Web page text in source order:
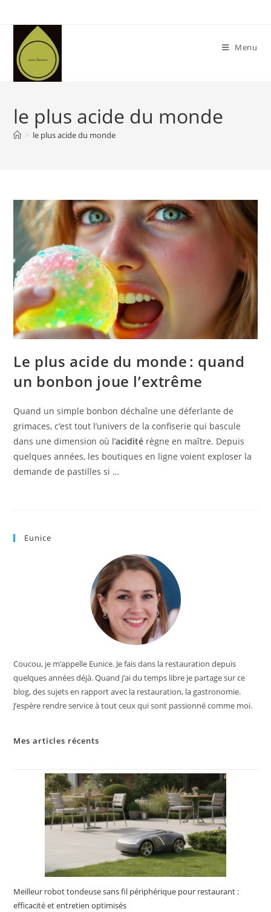
content
Menu
le plus acide du monde
> le plus acide du monde
Le plus acide du monde : quand
un bonbon joue l’extrême
Quand un simple bonbon déchaîne une déferlante de
grimaces, c’est tout l’univers de la confiserie qui bascule
dans une dimension où l’acidité règne en maître. Depuis
quelques années, les boutiques en ligne voient exploser la
demande de pastilles si …
Eunice
Coucou, je m’appelle Eunice. Je fais dans la restauration depuis
quelques années déjà. Quand j’ai du temps libre je partage sur ce
blog, des sujets en rapport avec la restauration, la gastronomie.
J’espère rendre service à tout ceux qui sont passionné comme moi.
Mes articles récents
Meilleur robot tondeuse sans fil périphérique pour restaurant :
efficacité et entretien optimisés